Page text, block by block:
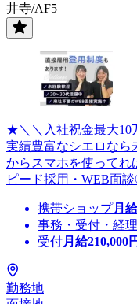
井寺/AF5
★＼＼入社祝金最大10
実績豊富なシエロな
からスマホを使ってれ
ピード採用・WEB面
携帯ショップ月給
事務・受付・経理
受付月給210,000
勤務地